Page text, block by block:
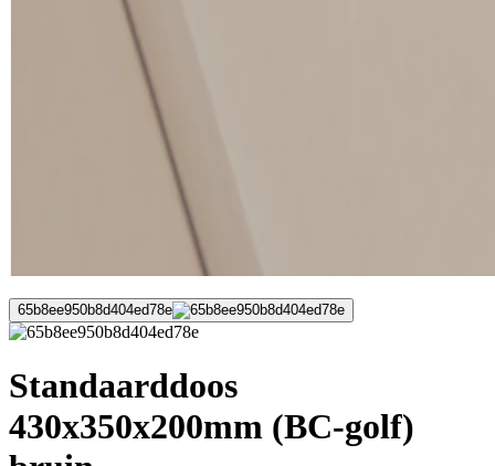
65b8ee950b8d404ed78e
Standaarddoos
430x350x200mm (BC-golf)